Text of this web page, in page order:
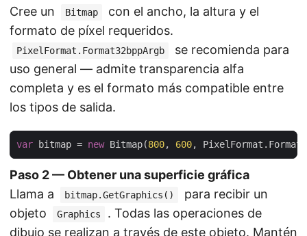
Cree un
Bitmap
con el ancho, la altura y el
formato de píxel requeridos.
PixelFormat.Format32bppArgb
se recomienda para
uso general — admite transparencia alfa
completa y es el formato más compatible entre
los tipos de salida.
var bitmap = new Bitmap(800, 600
Paso 2 — Obtener una superficie gráfica
Llama a
bitmap.GetGraphics()
para recibir un
objeto
Graphics
. Todas las operaciones de
dibujo se realizan a través de este objeto. Mantén